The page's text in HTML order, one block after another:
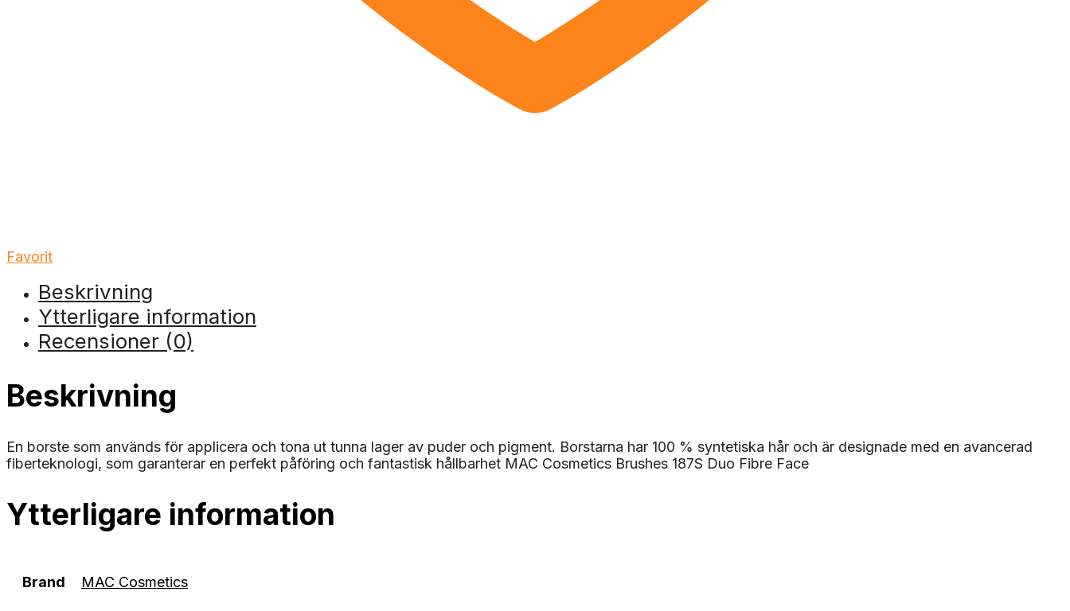
Favorit
Beskrivning
Ytterligare information
Recensioner (0)
Beskrivning
En borste som används för applicera och tona ut tunna lager av puder och pigment. Borstarna har 100 % syntetiska hår och är designade med en avancerad
fiberteknologi, som garanterar en perfekt påföring och fantastisk hållbarhet MAC Cosmetics Brushes 187S Duo Fibre Face
Ytterligare information
Brand MAC Cosmetics